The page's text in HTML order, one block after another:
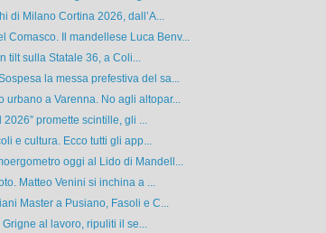
di Milano Cortina 2026, dall’A...
Comasco. Il mandellese Luca Benv...
tilt sulla Statale 36, a Coli...
la messa prefestiva del sa...
urbano a Varenna. No agli altopar...
promette scintille, gli ...
e cultura. Ecco tutti gli app...
oggi al Lido di Mandell...
Matteo Venini si inchina a ...
Master a Pusiano, Fasoli e C...
al lavoro, ripuliti il se...